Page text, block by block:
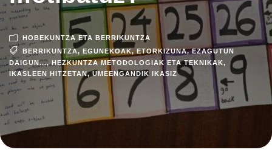
HOBEKUNTZA ETA BERRIKUNTZA
BERRIKUNTZA, EGUNEKOAK, ETORKIZUNA, EZAGUTUN
DAIGUN..., HEZKUNTZA METODOLOGIAK ETA TEKNIKAK,
IKASLEEN HITZETAN, UMEENGANDIK IKASIZ